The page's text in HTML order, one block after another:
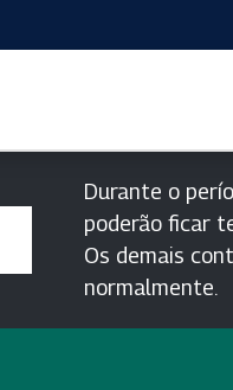
Durante o
poderão ficar
Os demais
normalmente.